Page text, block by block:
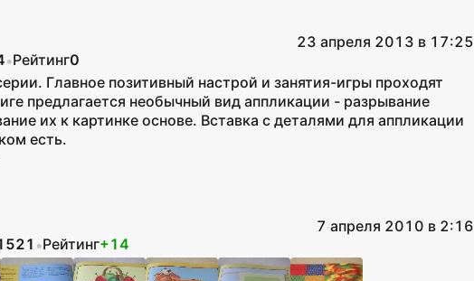
23 апреля 2013 в 17:25
•Рейтинг0
Главное позитивный настрой и занятия-игры проходят
предлагается необычный вид аппликации - разрывание
их к картинке основе. Вставка с деталями для аппликации
есть.
7 апреля 2010 в 2:16
•Рейтинг+14